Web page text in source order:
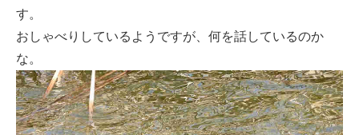
す。
おしゃべりしているようですが、何を話しているのか
な。